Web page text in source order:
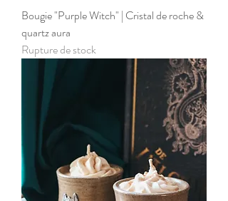
Bougie "Purple Witch" | Cristal de roche &
quartz aura
Rupture de stock